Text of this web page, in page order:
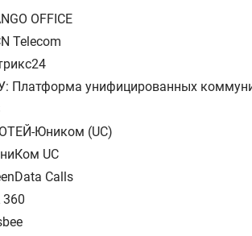
OFFICE
Telecom
Платформа унифицированных
Юником (UC)
UC
Calls
360